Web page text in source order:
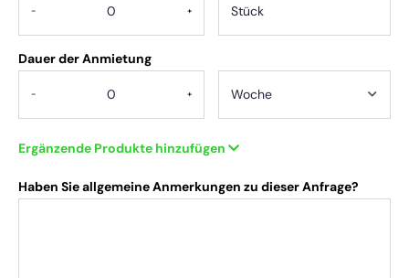
- +
Dauer der Anmietung
- +
Ergänzende Produkte hinzufügen
Haben Sie allgemeine Anmerkungen zu dieser Anfrage?